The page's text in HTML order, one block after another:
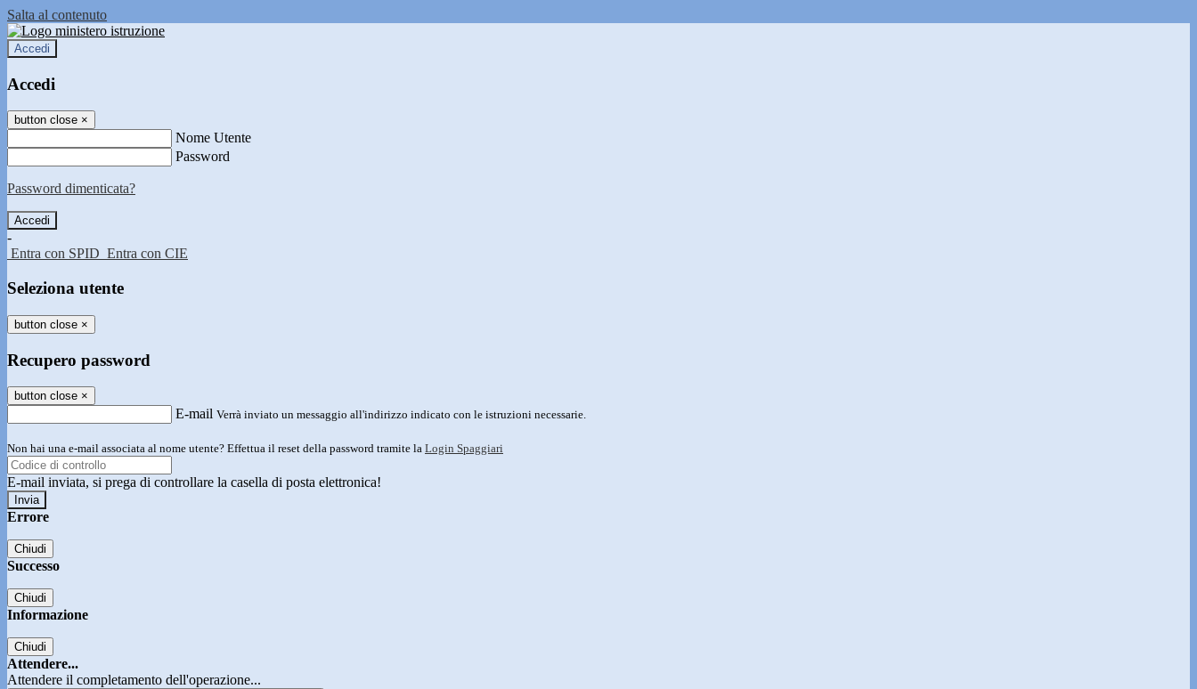
Salta al contenuto
Accedi
Accedi
button close ×
Nome Utente
Password
Password dimenticata?
-
Entra con SPID Entra con CIE
Seleziona utente
button close ×
Recupero password
button close ×
E-mail Verrà inviato un messaggio all'indirizzo indicato con le istruzioni necessarie.
Non hai una e-mail associata al nome utente? Effettua il reset della password tramite la Login Spaggiari
E-mail inviata, si prega di controllare la casella di posta elettronica!
Errore
Chiudi
Successo
Chiudi
Informazione
Chiudi
Attendere...
Attendere il completamento dell'operazione...